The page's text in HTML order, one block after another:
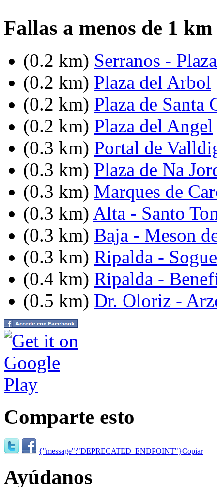
Fallas a menos de 1
(0.2 km) Serranos -
(0.2 km) Plaza del Arbol
(0.2 km) Plaza de Santa
(0.2 km) Plaza del Angel
(0.3 km) Portal de
(0.3 km) Plaza de Na
(0.3 km) Marques de
(0.3 km) Alta - Santo
(0.3 km) Baja - Meson
(0.3 km) Ripalda -
(0.4 km) Ripalda -
(0.5 km) Dr. Oloriz -
Comparte esto
{"message":"DEPRECATED_ENDPOINT"}Copiar
Ayúdanos